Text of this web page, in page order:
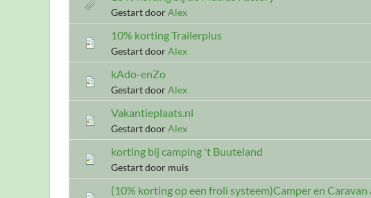
Gestart doorAlex
10% korting Trailerplus
Gestart doorAlex
kAdo-enZo
Gestart doorAlex
Vakantieplaats.nl
Gestart doorAlex
korting bij camping 't Buuteland
Gestart door muis
(10% korting op een froli systeem)Camper en